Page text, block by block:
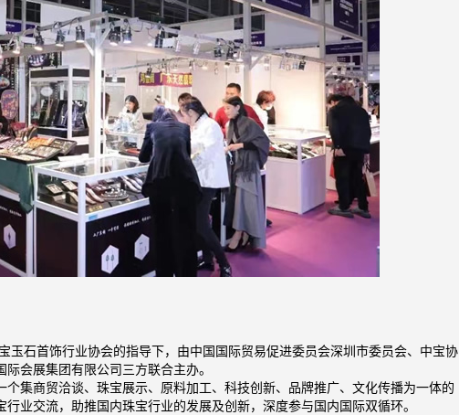
玉石首饰行业协会的指导下，由中国国际贸易促进委员会深圳市委员会、中宝协
会展集团有限公司三方联合主办。
集商贸洽谈、珠宝展示、原料加工、科技创新、品牌推广、文化传播为一体的
业交流，助推国内珠宝行业的发展及创新，深度参与国内国际双循环。